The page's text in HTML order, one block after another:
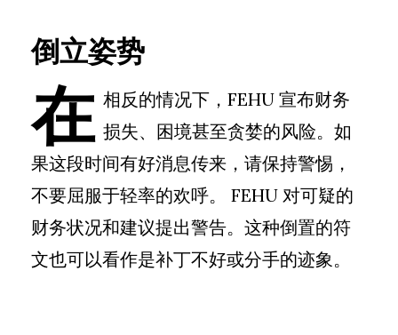
倒立姿势
在 相反的情况下，FEHU 宣布财务
损失、困境甚至贪婪的风险。如
果这段时间有好消息传来，请保持警惕，
不要屈服于轻率的欢呼。 FEHU 对可疑的
财务状况和建议提出警告。这种倒置的符
文也可以看作是补丁不好或分手的迹象。